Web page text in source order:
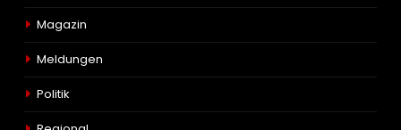
Magazin
Meldungen
Politik